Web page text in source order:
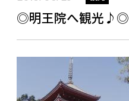
◎明王院へ観光♪◎